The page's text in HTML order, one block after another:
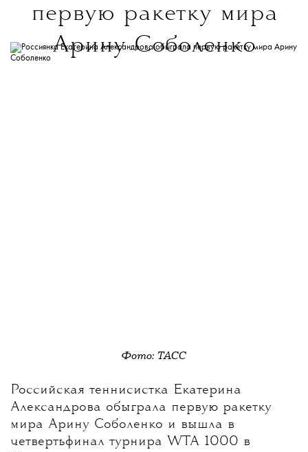
которые заставят вас вибрировать
Больше новостей о моде, красоте
и современной культуре — втелеграм-
первую ракетку мира
Арину Соболенко
Фото: ТАСС
Российская теннисистка Екатерина
Александрова обыграла первую ракетку
мира Арину Соболенко и вышла в
четвертьфинал турнира WTA 1000 в